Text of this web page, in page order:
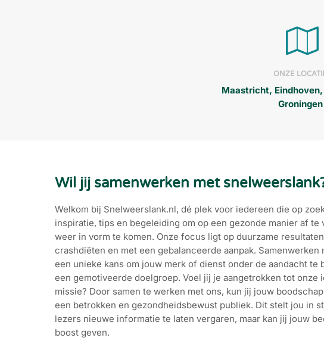
ONZE
Maastricht,
Groningen
Wil jij samenwerken met
Welkom bij Snelweerslank.nl, dé plek voor iedereen die op
inspiratie, tips en begeleiding om op een gezonde manier af te
weer in vorm te komen. Onze focus ligt op duurzame
crashdiëten en met een gebalanceerde aanpak. Samenwerken
een unieke kans om jouw merk of dienst onder de aandacht te
een gemotiveerde doelgroep. Voel jij je aangetrokken tot onze
missie? Door samen te werken met ons, kun jij jouw
een betrokken en gezondheidsbewust publiek. Dit stelt jou in
lezers nieuwe informatie te laten vergaren, maar kan jij jouw
boost geven.